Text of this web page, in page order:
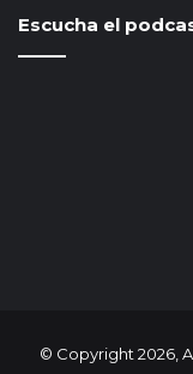
Escucha el
© Copyright 2026,